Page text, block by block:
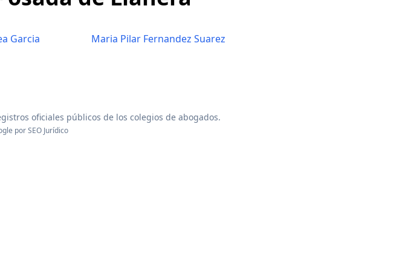
Garcia Maria Pilar Fernandez Suarez
oficiales públicos de los colegios de abogados.
porSEO Jurídico